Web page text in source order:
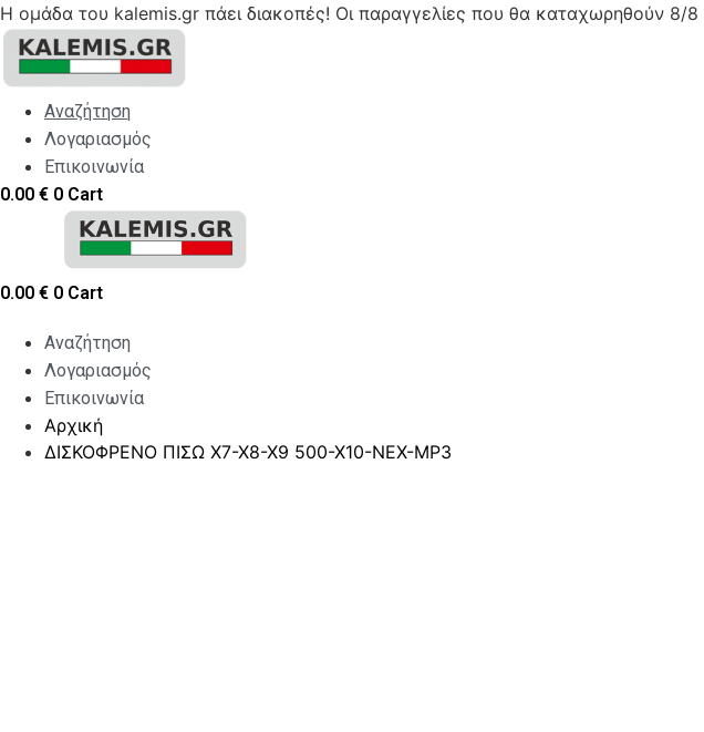
Η ομάδα του kalemis.gr πάει διακοπές! Οι παραγγελίες που θα καταχωρηθούν 8/
Skip
content
Αναζήτηση
Λογαριασμός
Επικοινωνία
0.00 € 0 Cart
0.00 € 0 Cart
Αναζήτηση
Λογαριασμός
Επικοινωνία
Αρχική
ΔΙΣΚΟΦΡΕΝΟ ΠΙΣΩ Χ7-Χ8-Χ9 500-Χ10-NEX-MP3